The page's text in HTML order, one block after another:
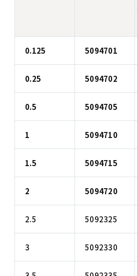
0.125 5094701
0.25 5094702
0.5 5094705
1 5094710
1.5 5094715
2 5094720
2.5 5092325
3 5092330